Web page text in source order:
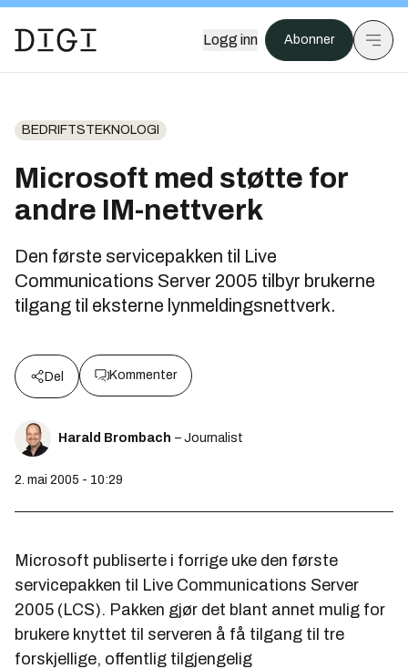
Logg inn Abonner
BEDRIFTSTEKNOLOGI
Microsoft med støtte for
andre IM-nettverk
Den første servicepakken til Live
Communications Server 2005 tilbyr brukerne
tilgang til eksterne lynmeldingsnettverk.
Del Kommenter
Harald Brombach – Journalist
2. mai 2005 - 10:29
Microsoft publiserte i forrige uke den første
servicepakken til Live Communications Server
2005 (LCS). Pakken gjør det blant annet mulig for
brukere knyttet til serveren å få tilgang til tre
forskjellige, offentlig tilgjengelig